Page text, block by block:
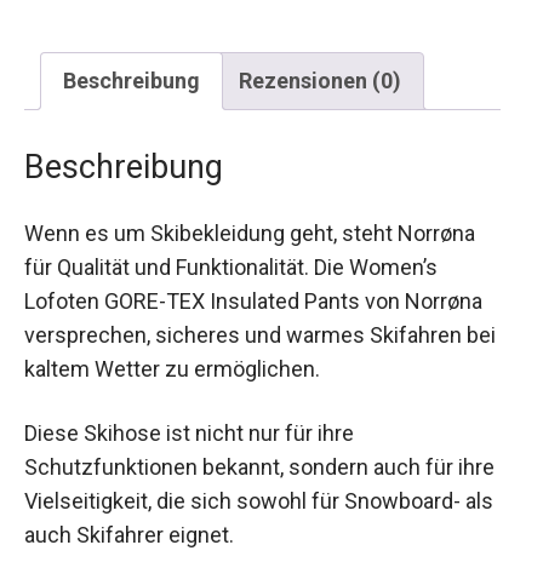
Beschreibung Rezensionen (0)
Beschreibung
Wenn es um Skibekleidung geht, steht Norrøna
für Qualität und Funktionalität. Die Women’s
Lofoten GORE-TEX Insulated Pants von Norrøna
versprechen, sicheres und warmes Skifahren bei
kaltem Wetter zu ermöglichen.
Diese Skihose ist nicht nur für ihre
Schutzfunktionen bekannt, sondern auch für ihre
Vielseitigkeit, die sich sowohl für Snowboard- als
auch Skifahrer eignet.